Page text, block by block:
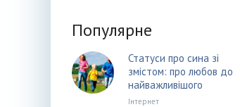
Популярне
Статуси про сина зі
змістом: про любов до
найважливішого
Інтернет